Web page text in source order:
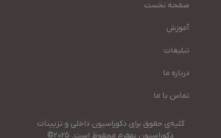
صفحه نخست
آموزش
تبلیغات
درباره ما
تماس با ما
کلیه‌ی حقوق برای دکوراسیون داخلی و تزیینات
دکوراسیون بهفرم محفوظ است. 2025©